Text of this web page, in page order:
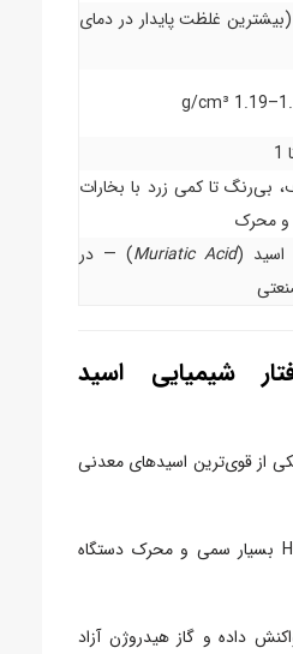
36–38٪ (بیشترین غلظت پایدار در دمای
بی‌رنگ تا کمی زرد با بخارات
و محرک
اسید (Muriatic Acid) — در
شیمیایی اسید
از قوی‌ترین اسیدهای معدنی
بخارات HCl بسیار سمی و محرک دستگاه
داده و گاز هیدروژن آزاد